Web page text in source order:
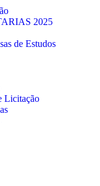
2025
de Estudos
Licitação